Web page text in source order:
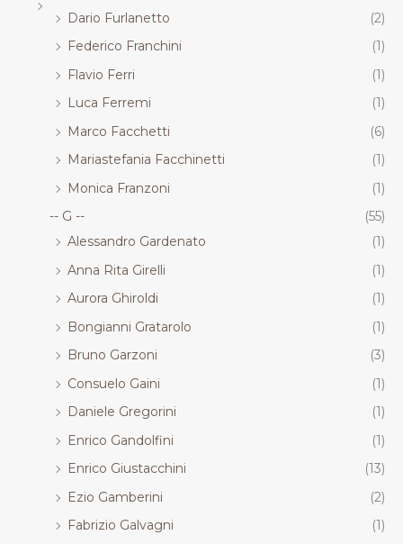
Dario Furlanetto
(2)
Federico Franchini
(1)
Flavio Ferri
(1)
Luca Ferremi
(1)
Marco Facchetti
(6)
Mariastefania Facchinetti
(1)
Monica Franzoni
(1)
-- G --
(55)
Alessandro Gardenato
(1)
Anna Rita Girelli
(1)
Aurora Ghiroldi
(1)
Bongianni Gratarolo
(1)
Bruno Garzoni
(3)
Consuelo Gaini
(1)
Daniele Gregorini
(1)
Enrico Gandolfini
(1)
Enrico Giustacchini
(13)
Ezio Gamberini
(2)
Fabrizio Galvagni
(1)